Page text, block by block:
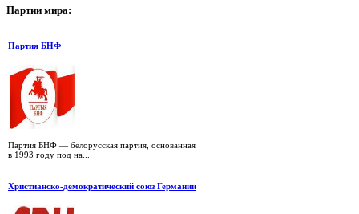
Партии мира:
Партия БНФ
Партия БНФ — белорусская партия, основанная
в 1993 году под на...
Христианско-демократический союз Германии